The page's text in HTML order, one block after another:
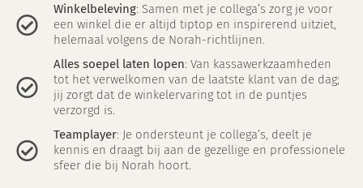
Winkelbeleving: Samen met je collega’s zorg je voor
een winkel die er altijd tiptop en inspirerend uitziet,
helemaal volgens de Norah-richtlijnen.
Alles soepel laten lopen: Van kassawerkzaamheden
tot het verwelkomen van de laatste klant van de dag;
jij zorgt dat de winkelervaring tot in de puntjes
verzorgd is.
Teamplayer: Je ondersteunt je collega’s, deelt je
kennis en draagt bij aan de gezellige en professionele
sfeer die bij Norah hoort.